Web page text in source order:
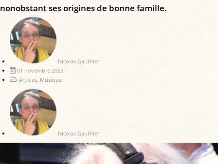
nonobstant ses origines de bonne famille.
Nicolas Gauthier
01 novembre 2025
Articles, Musique
Nicolas Gauthier